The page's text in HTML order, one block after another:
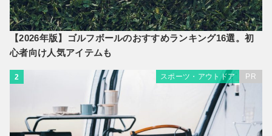
【2026年版】ゴルフボールのおすすめランキング16選。初
心者向け人気アイテムも
2 スポーツ・アウトドア PR